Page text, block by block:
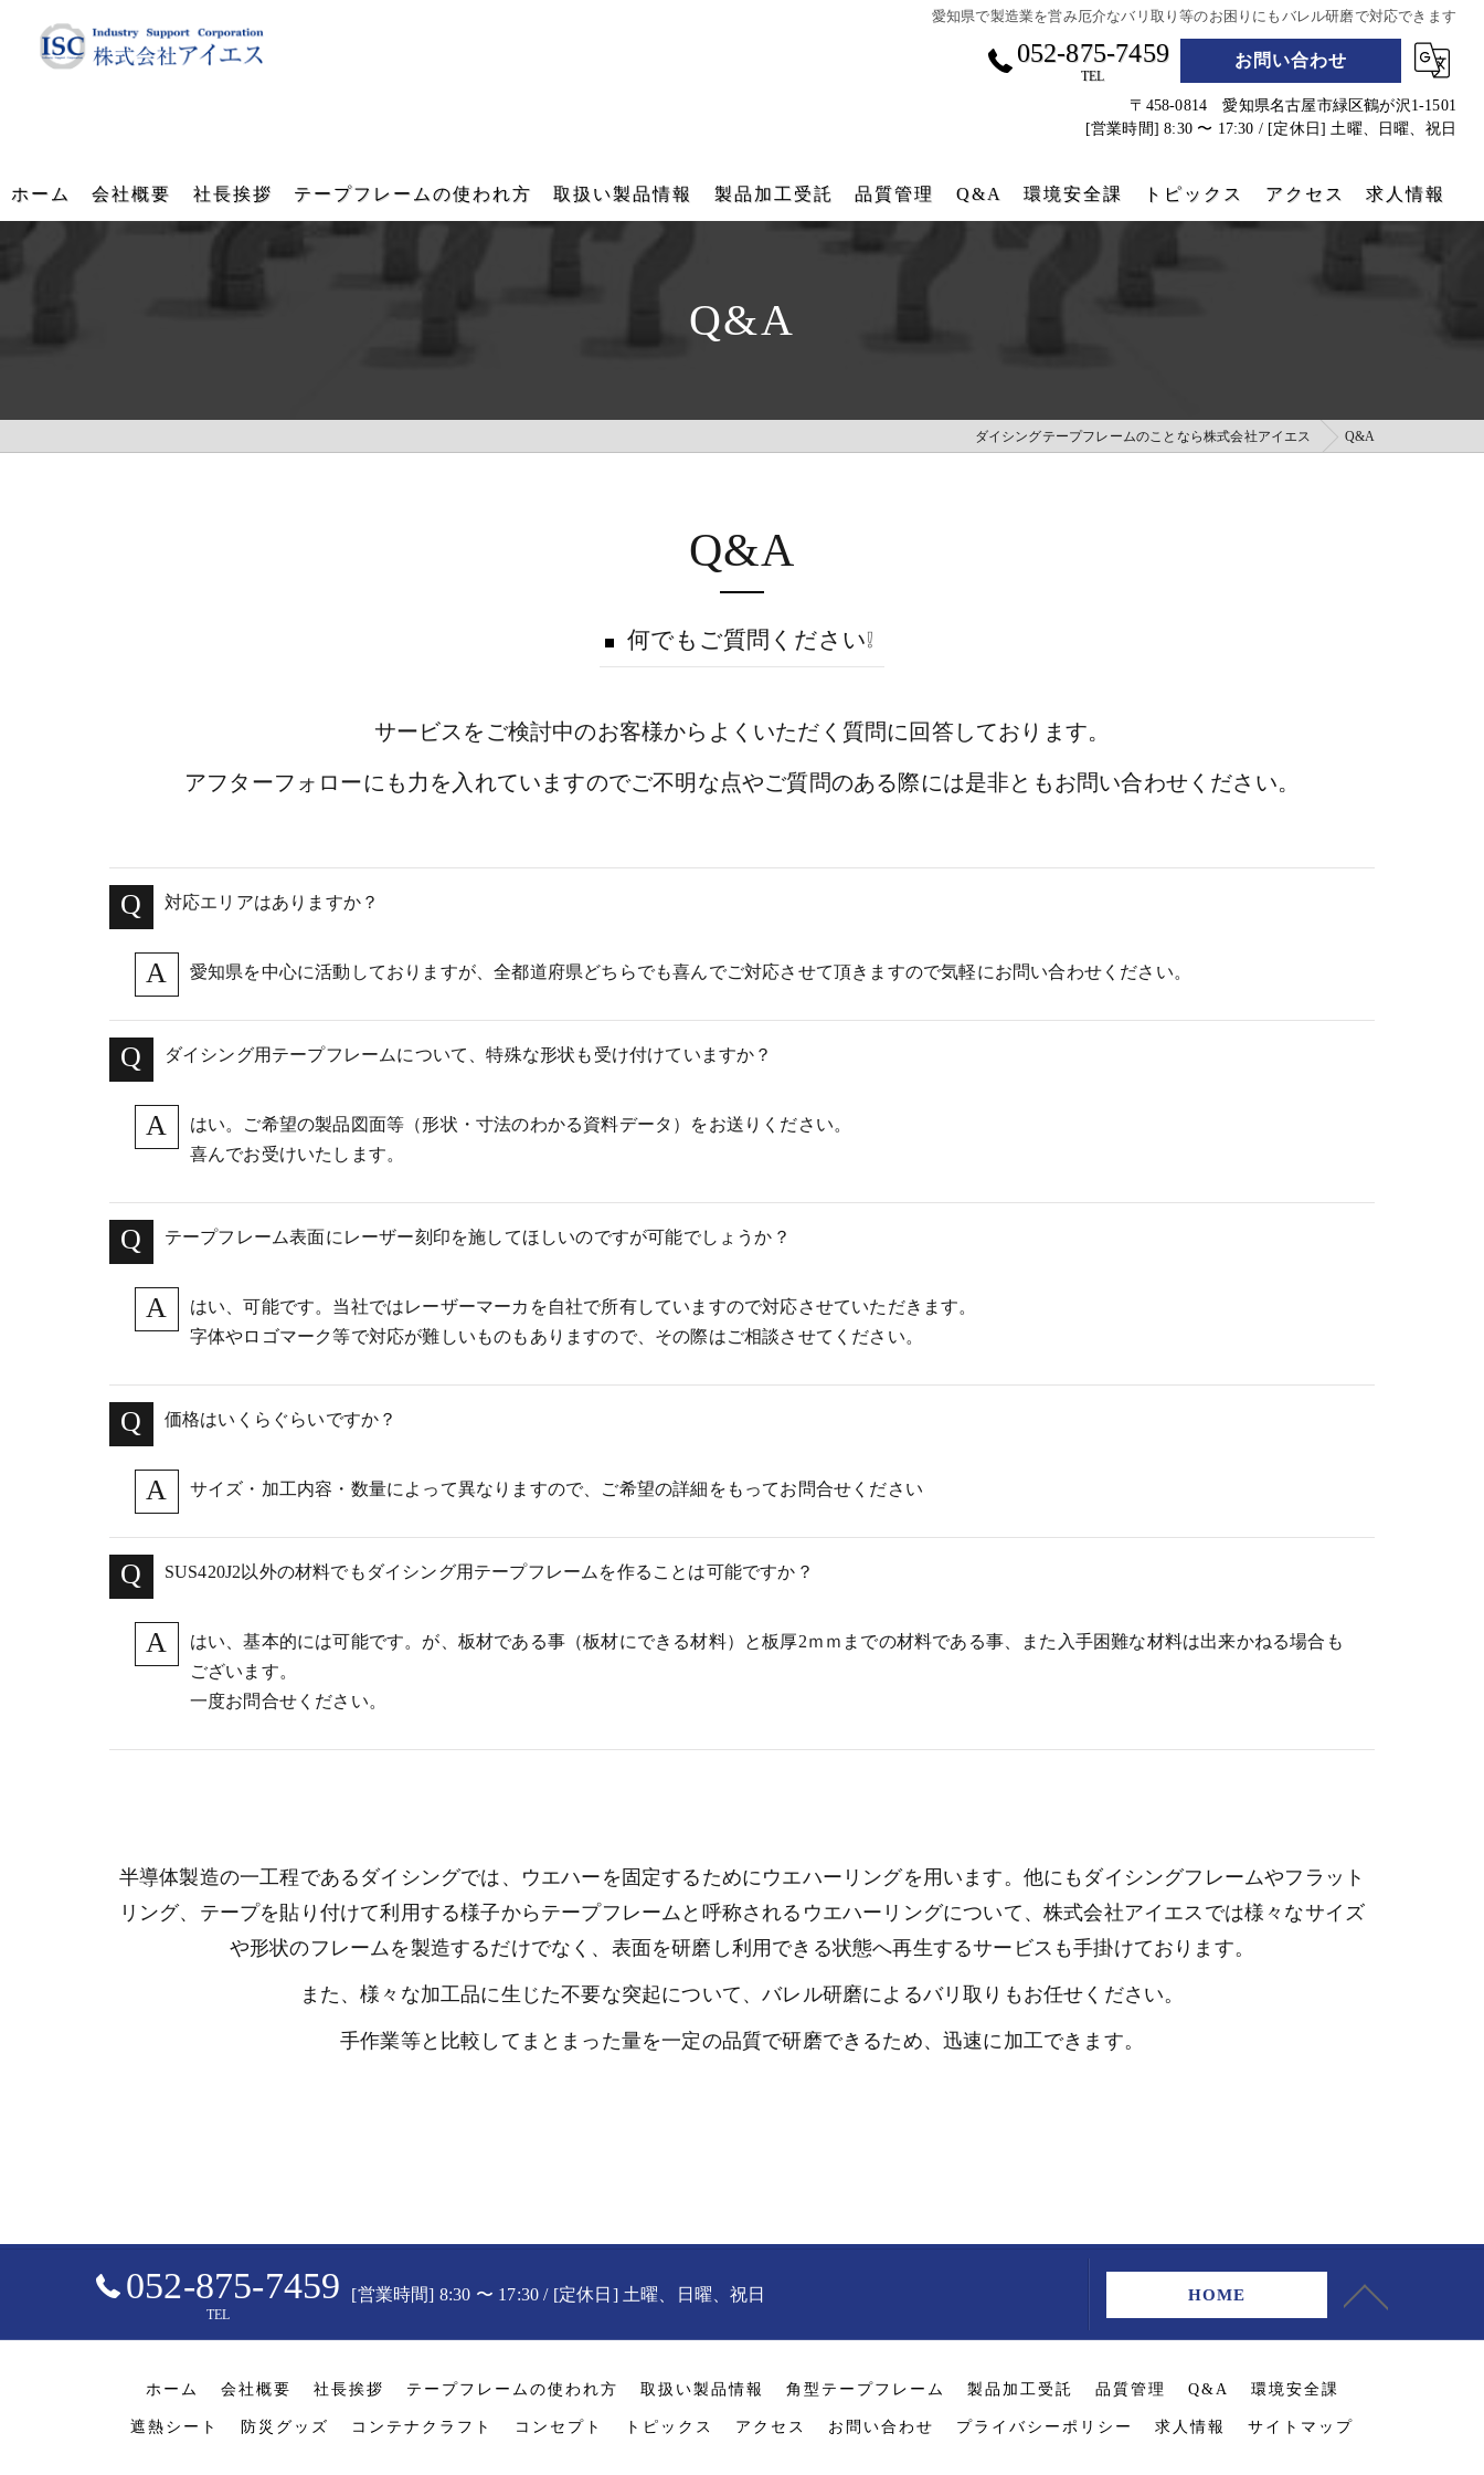
愛知県で製造業を営み厄介なバリ取り等のお困りにもバレル研磨で対応できます
052-875-7459
TEL
お問い合わせ
〒458-0814 愛知県名古屋市緑区鶴が沢1-1501
[営業時間] 8:30 〜 17:30 / [定休日] 土曜、日曜、祝日
ホーム 会社概要 社長挨拶 テープフレームの使われ方 取扱い製品情報
角型テープフレーム
IT 樹脂フレーム
製品加工受託
再メッキ加工受託
レーザー刻印受託
品質管理 Q&A 環境安全課
実績
トピックス アクセス 求人情報
Q&A
ダイシングテープフレームのことなら株式会社アイエス Q&A
Q&A
何でもご質問ください❕
サービスをご検討中のお客様からよくいただく質問に回答しております。
アフターフォローにも力を入れていますのでご不明な点やご質問のある際には是非ともお問い合わせください。
対応エリアはありますか？
愛知県を中心に活動しておりますが、全都道府県どちらでも喜んでご対応させて頂きますので気軽にお問い合わせください。
ダイシング用テープフレームについて、特殊な形状も受け付けていますか？
はい。ご希望の製品図面等（形状・寸法のわかる資料データ）をお送りください。
喜んでお受けいたします。
テープフレーム表面にレーザー刻印を施してほしいのですが可能でしょうか？
はい、可能です。当社ではレーザーマーカを自社で所有していますので対応させていただきます。
字体やロゴマーク等で対応が難しいものもありますので、その際はご相談させてください。
価格はいくらぐらいですか？
サイズ・加工内容・数量によって異なりますので、ご希望の詳細をもってお問合せください
SUS420J2以外の材料でもダイシング用テープフレームを作ることは可能ですか？
はい、基本的には可能です。が、板材である事（板材にできる材料）と板厚2ｍｍまでの材料である事、また入手困難な材料は出来かねる場合も
ございます。
一度お問合せください。
半導体製造の一工程であるダイシングでは、ウエハーを固定するためにウエハーリングを用います。他にもダイシングフレームやフラット
リング、テープを貼り付けて利用する様子からテープフレームと呼称されるウエハーリングについて、株式会社アイエスでは様々なサイズ
や形状のフレームを製造するだけでなく、表面を研磨し利用できる状態へ再生するサービスも手掛けております。
また、様々な加工品に生じた不要な突起について、バレル研磨によるバリ取りもお任せください。
手作業等と比較してまとまった量を一定の品質で研磨できるため、迅速に加工できます。
052-875-7459
TEL
[営業時間] 8:30 〜 17:30 / [定休日] 土曜、日曜、祝日 HOME
ホーム 会社概要 社長挨拶 テープフレームの使われ方 取扱い製品情報 角型テープフレーム 製品加工受託 品質管理 Q&A 環境安全課
遮熱シート 防災グッズ コンテナクラフト コンセプト トピックス アクセス お問い合わせ プライバシーポリシー 求人情報 サイトマップ